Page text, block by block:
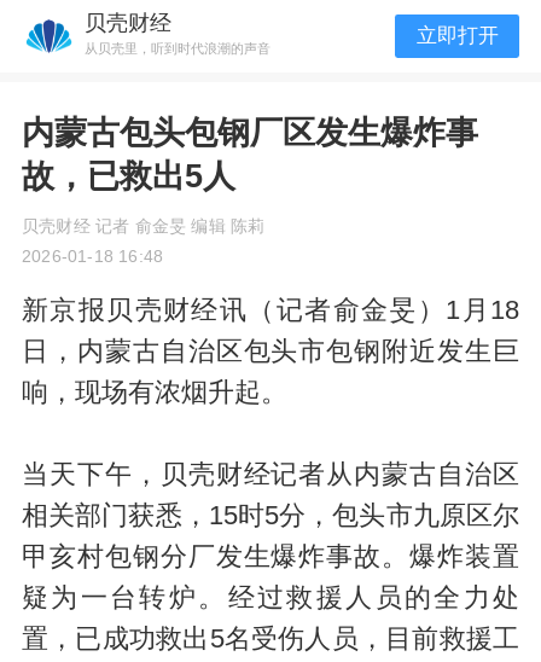
贝壳财经
从贝壳里，听到时代浪潮的声音
立即打开
内蒙古包头包钢厂区发生爆炸事
故，已救出5人
贝壳财经 记者 俞金旻 编辑 陈莉
2026-01-18 16:48
新京报贝壳财经讯（记者俞金旻）1月18
日，内蒙古自治区包头市包钢附近发生巨
响，现场有浓烟升起。
当天下午，贝壳财经记者从内蒙古自治区
相关部门获悉，15时5分，包头市九原区尔
甲亥村包钢分厂发生爆炸事故。爆炸装置
疑为一台转炉。经过救援人员的全力处
置，已成功救出5名受伤人员，目前救援工